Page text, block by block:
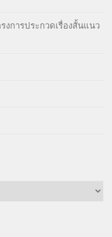
งการประกวดเรื่องสั้นแนว